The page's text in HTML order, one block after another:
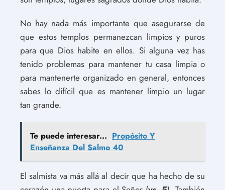
No hay nada más importante que asegurarse de
que estos templos permanezcan limpios y puros
para que Dios habite en ellos. Si alguna vez has
tenido problemas para mantener tu casa limpia o
para mantenerte organizado en general, entonces
sabes lo difícil que es mantener limpio un lugar
tan grande.
Te puede interesar... Propósito Y
Enseñanza Del Salmo 40
El salmista va más allá al decir que ha hecho de su